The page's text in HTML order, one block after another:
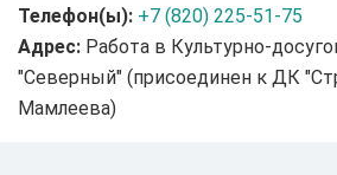
Телефон(ы): +7 (820) 225-51-75
Адрес: Работа в Культурно-
"Северный" (присоединен к ДК
Мамлеева)